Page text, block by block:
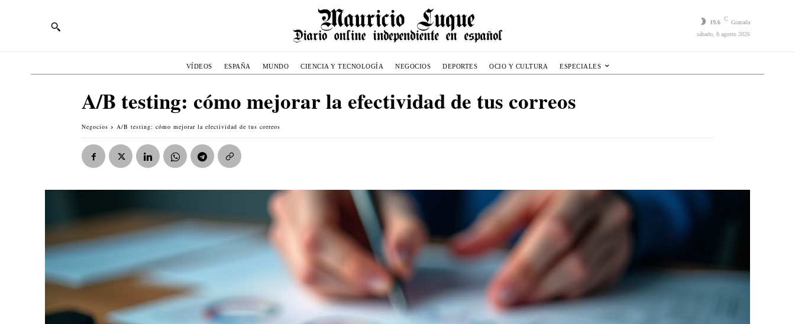
19.6
C
Granada
sábado, 8 agosto 2026
VÍDEOS ESPAÑA MUNDO CIENCIA Y TECNOLOGÍA NEGOCIOS DEPORTES OCIO Y CULTURA ESPECIALES
A/B testing: cómo mejorar la efectividad de tus correos
Negocios A/B testing: cómo mejorar la efectividad de tus correos